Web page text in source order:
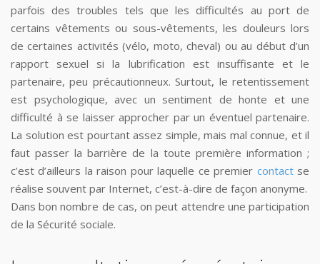
parfois des troubles tels que les difficultés au port de
certains vêtements ou sous-vêtements, les douleurs lors
de certaines activités (vélo, moto, cheval) ou au début d’un
rapport sexuel si la lubrification est insuffisante et le
partenaire, peu précautionneux. Surtout, le retentissement
est psychologique, avec un sentiment de honte et une
difficulté à se laisser approcher par un éventuel partenaire.
La solution est pourtant assez simple, mais mal connue, et il
faut passer la barrière de la toute première information ;
c’est d’ailleurs la raison pour laquelle ce premier contactse
réalise souvent par Internet, c’est-à-dire de façon anonyme.
Dans bon nombre de cas, on peut attendre une participation
de la Sécurité sociale.